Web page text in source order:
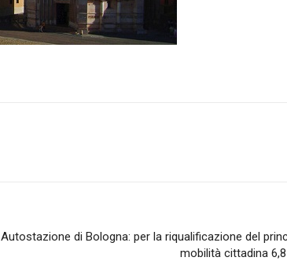
Autostazione di Bologna: per la riqualificazione del
mobilità cittadina